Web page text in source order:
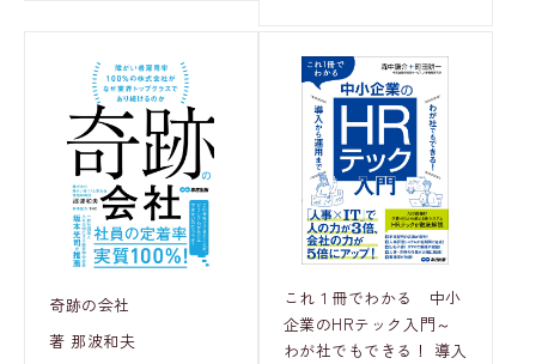
奇跡の会社
著 那波和夫
これ１冊でわかる 中小
企業のHRテック入門～
わが社でもできる！ 導入